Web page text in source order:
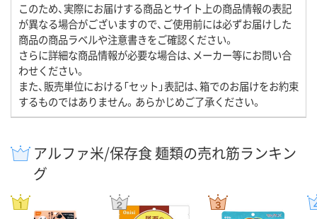
このため、実際にお届けする商品とサイト上の商品情報の表記
が異なる場合がございますので、ご使用前には必ずお届けした
商品の商品ラベルや注意書きをご確認ください。
さらに詳細な商品情報が必要な場合は、メーカー等にお問い合
わせください。
また、販売単位における「セット」表記は、箱でのお届けをお約束
するものではありません。あらかじめご了承ください。
アルファ米/保存食 麺類の売れ筋ランキン
グ